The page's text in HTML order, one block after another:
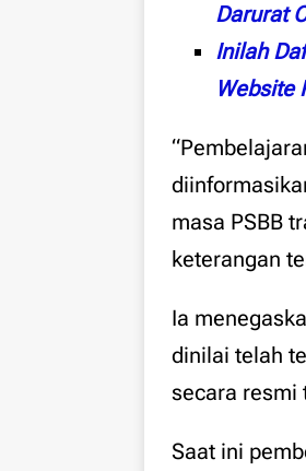
Darurat
Inilah
Website
masa PSBB
keterangan
Ia
dinilai telah
secara resmi
Saat ini